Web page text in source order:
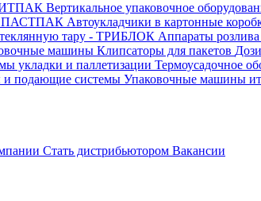
Вертикальное упаковочное
- ПАСТПАК Автоукладчики в картонные
тару - ТРИБЛОК Аппараты
машины Клипсаторы для пакетов
укладки и паллетизации Термоусадочное
и подающие системы Упаковочные машины
Стать дистрибьютором Вакансии